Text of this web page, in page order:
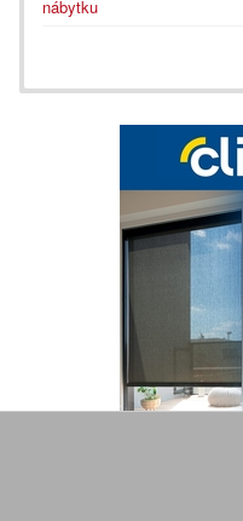
nábytku